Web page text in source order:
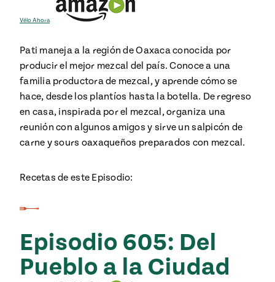
Vélo Ahora
Pati maneja a la región de Oaxaca conocida por
producir el mejor mezcal del país. Conoce a una
familia productora de mezcal, y aprende cómo se
hace, desde los plantíos hasta la botella. De regreso
en casa, inspirada por el mezcal, organiza una
reunión con algunos amigos y sirve un salpicón de
carne y sours oaxaqueños preparados con mezcal.
Recetas de este Episodio:
Episodio 605: Del
Pueblo a la Ciudad